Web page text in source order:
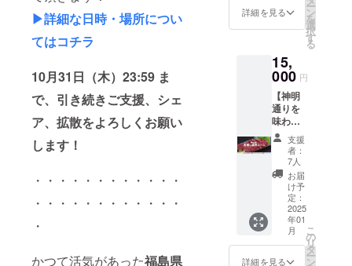
▶︎詳細な日時・場所につい
てはコチラ
10月31日（木）23:59 ま
で、引き続きご支援、シェ
ア、拡散をよろしくお願い
します！
・・・・・・・・・・・・
・・・・・・・・・・・・
・
かつて活気があった福島県
用可能
●ストー
につい
て ・掲
載期
間：事
業が存
続する
限り掲
載 ・掲
載方
法：文
字のみ
掲載 ・
注意事
項：支
は郵送
しま
リー
ブック
につい
て ・掲
載期
間：事
業が存
続する
限り掲
載 ・掲
載方
法：文
字のみ
掲載 ・
注意事
チーな
プラン
ター ト
ングル
のセッ
トと
なって
いま
す！
「AND
PERCE
NT」
は、衣
服、食
品、植
公式
頂いた
方のお
名前
（ニッ
クネー
ム）を
掲載し
ます。
・プロ
ジェク
ト立ち
上げか
らの関
係者の
熱い想
いと施
設紹介
べコー
ス」】
・神明
はなか
なか行
けない
けど、
応援し
たい！
という
方なら
この
コー
ス！
神明通
りに本
社を置
く老舗
スー
パー
詳細を見る ー
ン
を
選
択
す
る
15,
000 円
【神明
通りを
味わ
う！老
舗スー
パー リ
オン・
ドール
厳選
「会津
銘産！
馬刺し
満喫
コー
支援
者：
7人
お届
け予
定：
2025
年01
月
詳細を見る
こ
の
リ
タ
ー
ン